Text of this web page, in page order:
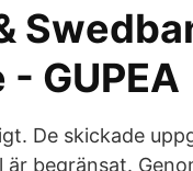
GUPEA
De skickade
begränsat.